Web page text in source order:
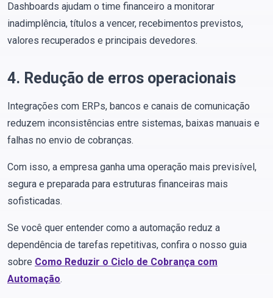
Dashboards ajudam o time financeiro a monitorar
inadimplência, títulos a vencer, recebimentos previstos,
valores recuperados e principais devedores.
4. Redução de erros operacionais
Integrações com ERPs, bancos e canais de comunicação
reduzem inconsistências entre sistemas, baixas manuais e
falhas no envio de cobranças.
Com isso, a empresa ganha uma operação mais previsível,
segura e preparada para estruturas financeiras mais
sofisticadas.
Se você quer entender como a automação reduz a
dependência de tarefas repetitivas, confira o nosso guia
sobre Como Reduzir o Ciclo de Cobrança com
Automação.